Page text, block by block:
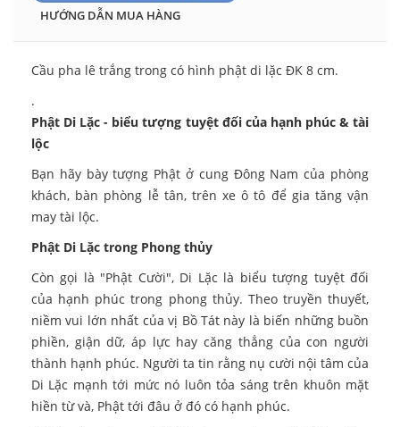
HƯỚNG DẪN MUA HÀNG
Cầu pha lê trắng trong có hình phật di lặc ĐK 8 cm.
.
Phật Di Lặc - biểu tượng tuyệt đối của hạnh phúc & tài
lộc
Bạn hãy bày tượng Phật ở cung Đông Nam của phòng
khách, bàn phòng lễ tân, trên xe ô tô để gia tăng vận
may tài lộc.
Phật Di Lặc trong Phong thủy
Còn gọi là "Phật Cười", Di Lặc là biểu tượng tuyệt đối
của hạnh phúc trong phong thủy. Theo truyền thuyết,
niềm vui lớn nhất của vị Bồ Tát này là biến những buồn
phiền, giận dữ, áp lực hay căng thẳng của con người
thành hạnh phúc. Người ta tin rằng nụ cười nội tâm của
Di Lặc mạnh tới mức nó luôn tỏa sáng trên khuôn mặt
hiền từ và, Phật tới đâu ở đó có hạnh phúc.